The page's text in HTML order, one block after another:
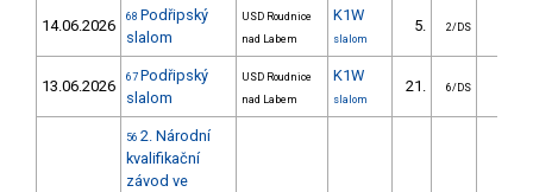
14.06.2026 68 Podřipský
slalom
USD Roudnice
nad Labem
K1W
slalom
5. 2/DS
13.06.2026 67 Podřipský
slalom
USD Roudnice
nad Labem
K1W
slalom
21. 6/DS
56 2. Národní
kvalifikační
závod ve